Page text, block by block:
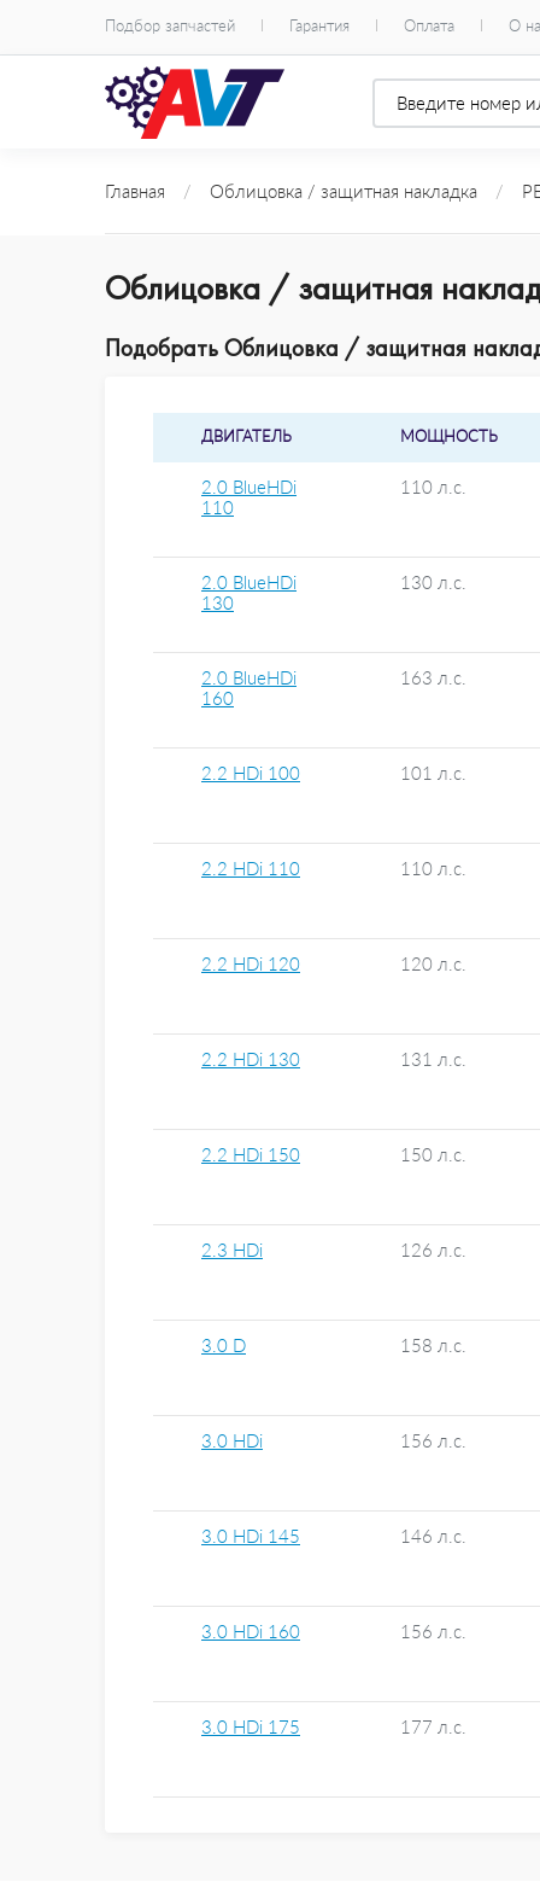
Подбор запчастей Гарантия Оплата О
Главная / Облицовка / защитная накладка /
Облицовка / защитная
Подобрать Облицовка / защитная
ДВИГАТЕЛЬ МОЩНОСТЬ
2.0 BlueHDi
110
110 л.с.
2.0 BlueHDi
130
130 л.с.
2.0 BlueHDi
160
163 л.с.
2.2 HDi 100 101 л.с.
2.2 HDi 110 110 л.с.
2.2 HDi 120 120 л.с.
2.2 HDi 130 131 л.с.
2.2 HDi 150 150 л.с.
2.3 HDi 126 л.с.
3.0 D 158 л.с.
3.0 HDi 156 л.с.
3.0 HDi 145 146 л.с.
3.0 HDi 160 156 л.с.
3.0 HDi 175 177 л.с.